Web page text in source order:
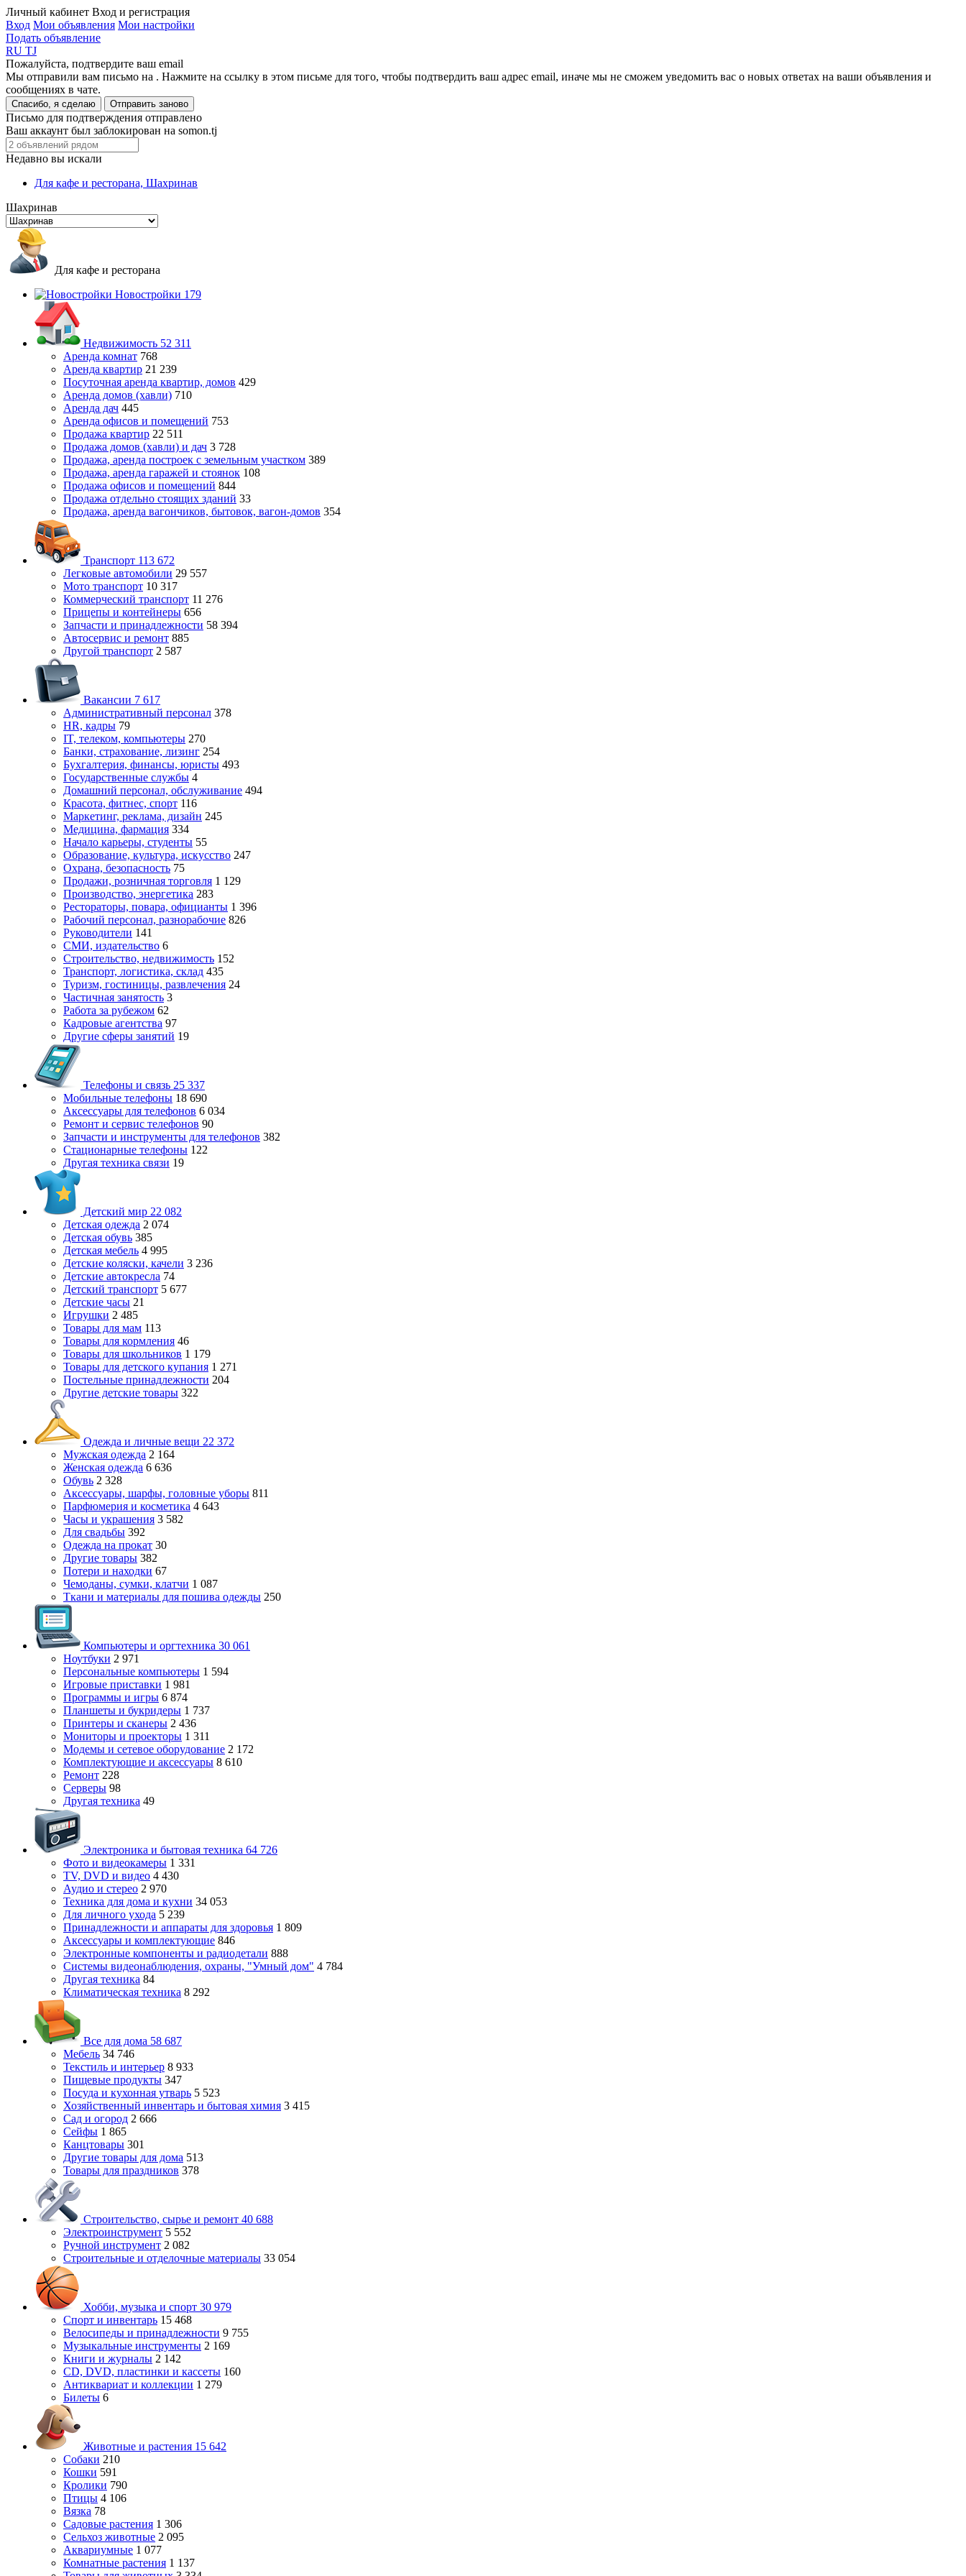
Личный кабинет Вход и регистрация
Вход Мои объявления Мои настройки
Подать объявление
RU TJ
Пожалуйста, подтвердите ваш email
Мы отправили вам письмо на . Нажмите на ссылку в этом письме для того, чтобы подтвердить ваш адрес email, иначе мы не сможем уведомить вас о новых ответах на ваши объявления и
сообщениях в чате.
Спасибо, я сделаю Отправить заново
Письмо для подтверждения отправлено
Ваш аккаунт был заблокирован на somon.tj
Недавно вы искали
Для кафе и ресторана, Шахринав
Шахринав
Для кафе и ресторана
Новостройки 179
Недвижимость 52 311
Аренда комнат 768
Аренда квартир 21 239
Посуточная аренда квартир, домов 429
Аренда домов (хавли) 710
Аренда дач 445
Аренда офисов и помещений 753
Продажа квартир 22 511
Продажа домов (хавли) и дач 3 728
Продажа, аренда построек с земельным участком 389
Продажа, аренда гаражей и стоянок 108
Продажа офисов и помещений 844
Продажа отдельно стоящих зданий 33
Продажа, аренда вагончиков, бытовок, вагон-домов 354
Транспорт 113 672
Легковые автомобили 29 557
Мото транспорт 10 317
Коммерческий транспорт 11 276
Прицепы и контейнеры 656
Запчасти и принадлежности 58 394
Автосервис и ремонт 885
Другой транспорт 2 587
Вакансии 7 617
Административный персонал 378
HR, кадры 79
IT, телеком, компьютеры 270
Банки, страхование, лизинг 254
Бухгалтерия, финансы, юристы 493
Государственные службы 4
Домашний персонал, обслуживание 494
Красота, фитнес, спорт 116
Маркетинг, реклама, дизайн 245
Медицина, фармация 334
Начало карьеры, студенты 55
Образование, культура, искусство 247
Охрана, безопасность 75
Продажи, розничная торговля 1 129
Производство, энергетика 283
Рестораторы, повара, официанты 1 396
Рабочий персонал, разнорабочие 826
Руководители 141
СМИ, издательство 6
Строительство, недвижимость 152
Транспорт, логистика, склад 435
Туризм, гостиницы, развлечения 24
Частичная занятость 3
Работа за рубежом 62
Кадровые агентства 97
Другие сферы занятий 19
Телефоны и связь 25 337
Мобильные телефоны 18 690
Аксессуары для телефонов 6 034
Ремонт и сервис телефонов 90
Запчасти и инструменты для телефонов 382
Стационарные телефоны 122
Другая техника связи 19
Детский мир 22 082
Детская одежда 2 074
Детская обувь 385
Детская мебель 4 995
Детские коляски, качели 3 236
Детские автокресла 74
Детский транспорт 5 677
Детские часы 21
Игрушки 2 485
Товары для мам 113
Товары для кормления 46
Товары для школьников 1 179
Товары для детского купания 1 271
Постельные принадлежности 204
Другие детские товары 322
Одежда и личные вещи 22 372
Мужская одежда 2 164
Женская одежда 6 636
Обувь 2 328
Аксессуары, шарфы, головные уборы 811
Парфюмерия и косметика 4 643
Часы и украшения 3 582
Для свадьбы 392
Одежда на прокат 30
Другие товары 382
Потери и находки 67
Чемоданы, сумки, клатчи 1 087
Ткани и материалы для пошива одежды 250
Компьютеры и оргтехника 30 061
Ноутбуки 2 971
Персональные компьютеры 1 594
Игровые приставки 1 981
Программы и игры 6 874
Планшеты и букридеры 1 737
Принтеры и сканеры 2 436
Мониторы и проекторы 1 311
Модемы и сетевое оборудование 2 172
Комплектующие и аксессуары 8 610
Ремонт 228
Серверы 98
Другая техника 49
Электроника и бытовая техника 64 726
Фото и видеокамеры 1 331
TV, DVD и видео 4 430
Аудио и стерео 2 970
Техника для дома и кухни 34 053
Для личного ухода 5 239
Принадлежности и аппараты для здоровья 1 809
Аксессуары и комплектующие 846
Электронные компоненты и радиодетали 888
Системы видеонаблюдения, охраны, "Умный дом" 4 784
Другая техника 84
Климатическая техника 8 292
Все для дома 58 687
Мебель 34 746
Текстиль и интерьер 8 933
Пищевые продукты 347
Посуда и кухонная утварь 5 523
Хозяйственный инвентарь и бытовая химия 3 415
Сад и огород 2 666
Сейфы 1 865
Канцтовары 301
Другие товары для дома 513
Товары для праздников 378
Строительство, сырье и ремонт 40 688
Электроинструмент 5 552
Ручной инструмент 2 082
Строительные и отделочные материалы 33 054
Хобби, музыка и спорт 30 979
Спорт и инвентарь 15 468
Велосипеды и принадлежности 9 755
Музыкальные инструменты 2 169
Книги и журналы 2 142
CD, DVD, пластинки и кассеты 160
Антиквариат и коллекции 1 279
Билеты 6
Животные и растения 15 642
Собаки 210
Кошки 591
Кролики 790
Птицы 4 106
Вязка 78
Садовые растения 1 306
Сельхоз животные 2 095
Аквариумные 1 077
Комнатные растения 1 137